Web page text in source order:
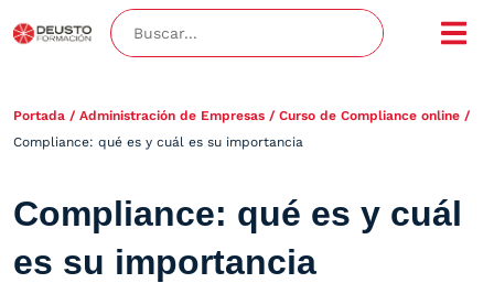
Portada / Administración de Empresas / Curso de Compliance online /
Compliance: qué es y cuál es su importancia
Compliance: qué es y cuál
es su importancia